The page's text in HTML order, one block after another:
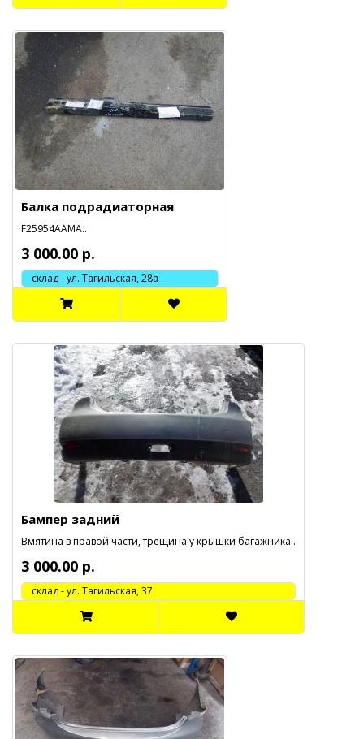
Балка подрадиаторная
F25954AAMA..
3 000.00 р.
склад - ул. Тагильская, 28а
Бампер задний
Вмятина в правой части, трещина у крышки багажника..
3 000.00 р.
cклад - ул. Тагильская, 37